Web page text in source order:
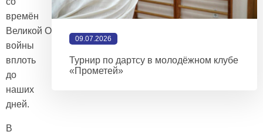
времён
Великой Отечественной
войны
вплоть
до
наших
дней.
В
09.07.2026
Турнир по дартсу в молодёжном клубе
«Прометей»